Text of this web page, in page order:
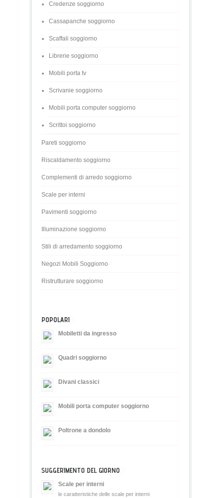
Credenze soggiorno
Cassapanche soggiorno
Scaffali soggiorno
Librerie soggiorno
Mobili porta tv
Scrivanie soggiorno
Mobili porta computer soggiorno
Scrittoi soggiorno
Pareti soggiorno
Riscaldamento soggiorno
Complementi di arredo soggiorno
Scale per interni
Pavimenti soggiorno
Illuminazione soggiorno
Stili di arredamento soggiorno
Negozi Mobili Soggiorno
Ristrutturare soggiorno
POPOLARI
Mobiletti da ingresso
Quadri soggiorno
Divani classici
Mobili porta computer soggiorno
Poltrone a dondolo
SUGGERIMENTO DEL GIORNO
Scale per interni
le caratteristiche delle scale per interni